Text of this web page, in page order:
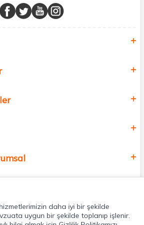
deneyiminizi en iyi hale getiriyoruz.
için aradığınız her şey burada!
katmak için bize katılın!
daha iyi bir şekilde
uygun bir şekilde toplanıp işlenir.